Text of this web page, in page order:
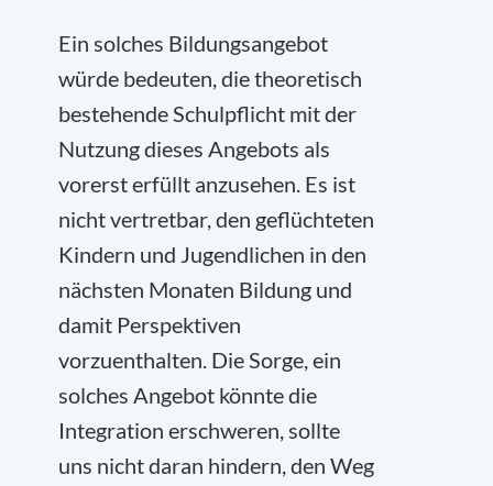
Ein solches Bildungsangebot
würde bedeuten, die theoretisch
bestehende Schulpflicht mit der
Nutzung dieses Angebots als
vorerst erfüllt anzusehen. Es ist
nicht vertretbar, den geflüchteten
Kindern und Jugendlichen in den
nächsten Monaten Bildung und
damit Perspektiven
vorzuenthalten. Die Sorge, ein
solches Angebot könnte die
Integration erschweren, sollte
uns nicht daran hindern, den Weg